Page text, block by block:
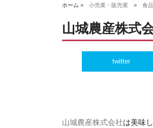
ホーム > 小売業・販売業 > 食
山城農産株式
twitter
山城農産株式会社は美味